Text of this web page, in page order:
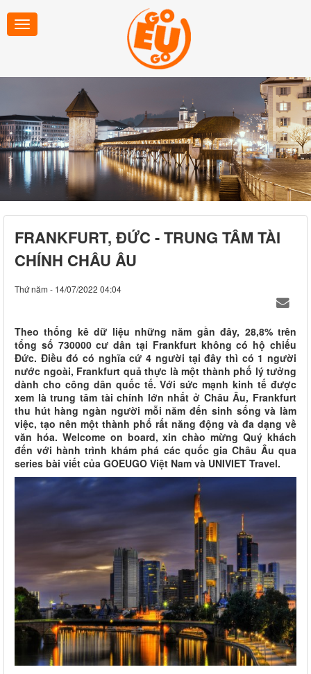
FRANKFURT, ĐỨC - TRUNG TÂM TÀI
CHÍNH CHÂU ÂU
Thứ năm - 14/07/2022 04:04
Theo thống kê dữ liệu những năm gần đây, 28,8% trên
tổng số 730000 cư dân tại Frankfurt không có hộ chiếu
Đức. Điều đó có nghĩa cứ 4 người tại đây thì có 1 người
nước ngoài, Frankfurt quả thực là một thành phố lý tưởng
dành cho công dân quốc tế. Với sức mạnh kinh tế được
xem là trung tâm tài chính lớn nhất ở Châu Âu, Frankfurt
thu hút hàng ngàn người mỗi năm đến sinh sống và làm
việc, tạo nên một thành phố rất năng động và đa dạng về
văn hóa. Welcome on board, xin chào mừng Quý khách
đến với hành trình khám phá các quốc gia Châu Âu qua
series bài viết của GOEUGO Việt Nam và UNIVIET Travel.